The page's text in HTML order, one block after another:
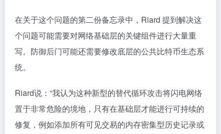
在关于这个问题的第二份备忘录中，Riard 提到解决这
个问题可能需要对网络基础层的关键组件进行大量重
写。防御后门可能还需要修改底层的公共比特币生态系
统。
Riard说：“我认为这种新型的替代循环攻击将闪电网络
置于非常危险的境地，只有在基础层才能进行可持续的
修复，例如添加所有可见交易的内存密集型历史记录或